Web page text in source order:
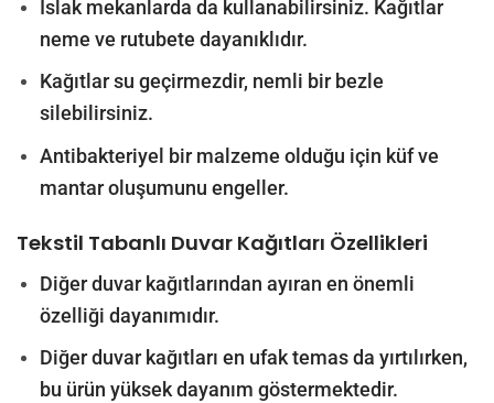
Islak mekanlarda da kullanabilirsiniz. Kağıtlar
neme ve rutubete dayanıklıdır.
Kağıtlar su geçirmezdir, nemli bir bezle
silebilirsiniz.
Antibakteriyel bir malzeme olduğu için küf ve
mantar oluşumunu engeller.
Tekstil Tabanlı Duvar Kağıtları Özellikleri
Diğer duvar kağıtlarından ayıran en önemli
özelliği dayanımıdır.
Diğer duvar kağıtları en ufak temas da yırtılırken,
bu ürün yüksek dayanım göstermektedir.